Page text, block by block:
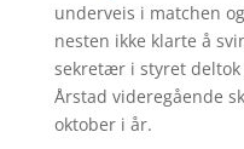
underveis i matchen
nesten ikke klarte å
sekretær i styret
Årstad videregående
oktober i år.